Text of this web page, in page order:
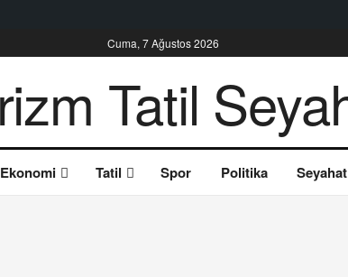
Cuma, 7 Ağustos 2026
Ekonomi Tatil Spor Politika Seyahat